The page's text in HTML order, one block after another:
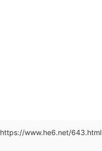
https://www.he6.net/643.html